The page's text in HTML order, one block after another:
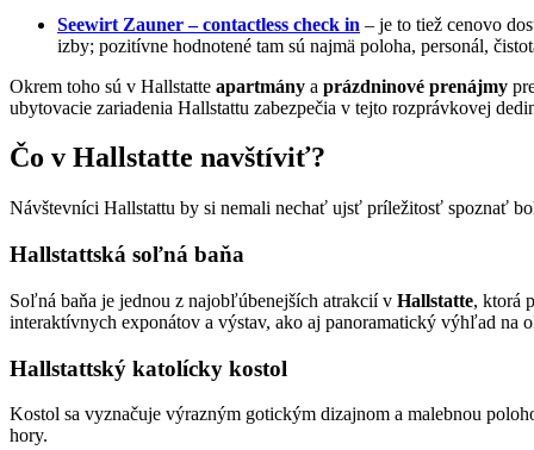
Seewirt Zauner – contactless check in – je to tiež cenovo
izby; pozitívne hodnotené tam sú najmä poloha, personál,
Okrem toho sú v Hallstatte apartmány a prázdninové prenájmy
ubytovacie zariadenia Hallstattu zabezpečia v tejto rozprávkovej
Čo v Hallstatte navštíviť?
Návštevníci Hallstattu by si nemali nechať ujsť príležitosť spoznať
Hallstattská soľná baňa
Soľná baňa je jednou z najobľúbenejších atrakcií v Hallstatte, ktorá
interaktívnych exponátov a výstav, ako aj panoramatický výhľad na
Hallstattský katolícky kostol
Kostol sa vyznačuje výrazným gotickým dizajnom a malebnou
hory.